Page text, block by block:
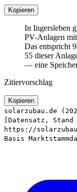
Kopieren
In Ingersleben
PV-Anlagen
Das entspricht
55 dieser
— eine
Zitiervorschlag
Kopieren
solarzubau.de
[Datensatz,
https://
Basis